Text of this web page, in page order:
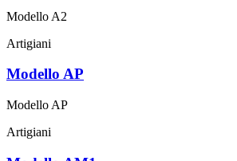
Modello A2
Artigiani
Modello AP
Modello AP
Artigiani